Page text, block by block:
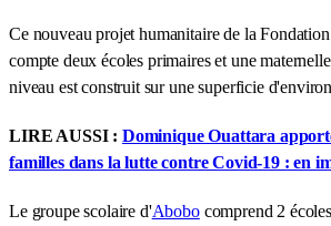
Ce nouveau projet humanitaire de la
compte deux écoles primaires et une
niveau est construit sur une superficie
LIRE AUSSI : Dominique Ouattara
familles dans la lutte contre Covid-19 : en
Le groupe scolaire d'Abobocomprend 2